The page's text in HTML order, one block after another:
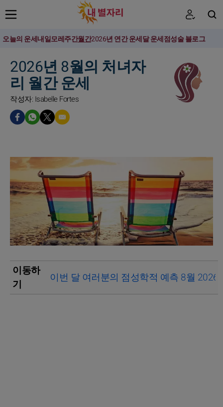
오늘의 운세내일모레주간월간2026년 연간 운세달 운세점성술 블로그
2026년 8월의 처녀자
리 월간 운세
작성자: Isabelle Fortes
이동하
기
이번 달 여러분의 점성학적 예측 8월 2026